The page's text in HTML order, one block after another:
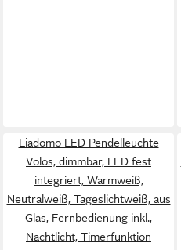
Liadomo LED Pendelleuchte
Volos, dimmbar, LED fest
integriert, Warmweiß,
Neutralweiß, Tageslichtweiß, aus
Glas, Fernbedienung inkl.,
Nachtlicht, Timerfunktion